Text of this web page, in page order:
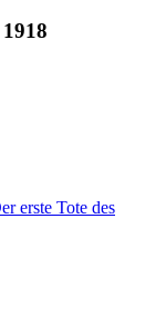
erste Tote des